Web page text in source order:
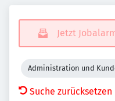
Jetzt
Administration und
Suche zurücksetzen